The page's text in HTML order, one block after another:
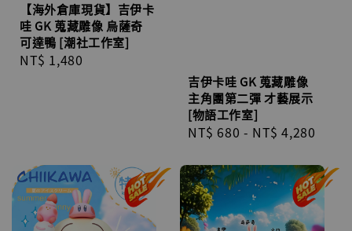
【海外倉庫現貨】吉伊卡
哇 GK 蒐藏雕像 烏薩奇
可達鴨 [潮社工作室]
Regular
NT$ 1,480
吉伊卡哇 GK 蒐藏雕像
主角團第二彈 才藝展示
[物語工作室]
Regular
NT$ 680 - NT$ 4,280